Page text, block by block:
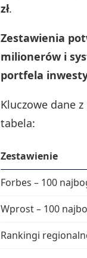
zł.
Zestawienia
milionerów i
portfela
Kluczowe dane
tabela:
Zestawienie
Forbes – 100
Wprost – 100
Rankingi